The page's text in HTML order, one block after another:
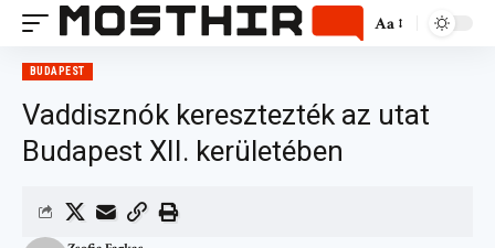
Aa
BUDAPEST
Vaddisznók keresztezték az utat
Budapest XII. kerületében